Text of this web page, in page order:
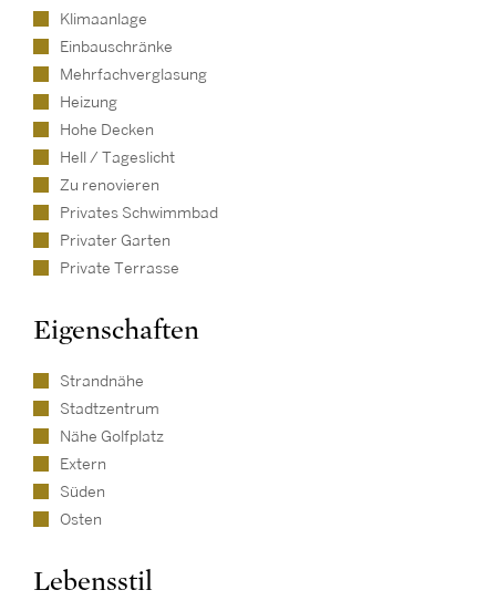
Klimaanlage
Einbauschränke
Mehrfachverglasung
Heizung
Hohe Decken
Hell / Tageslicht
Zu renovieren
Privates Schwimmbad
Privater Garten
Private Terrasse
Eigenschaften
Strandnähe
Stadtzentrum
Nähe Golfplatz
Extern
Süden
Osten
Lebensstil